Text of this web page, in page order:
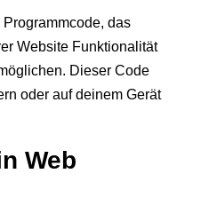
das
Website Funktionalität
Dieser Code
oder auf deinem Gerät
Web